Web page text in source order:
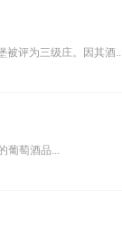
被评为三级庄。因其酒
葡萄酒品...